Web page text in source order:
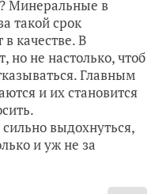
Минеральные в
такой срок
качестве. В
но не настолько, чтоб
Главным
и их становится
выдохнуться,
и уж не за